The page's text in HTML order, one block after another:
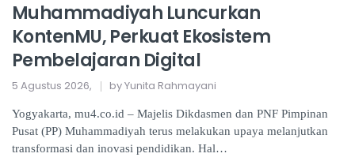
Muhammadiyah Luncurkan
KontenMU, Perkuat Ekosistem
Pembelajaran Digital
5 Agustus 2026, by Yunita Rahmayani
Yogyakarta, mu4.co.id – Majelis Dikdasmen dan PNF Pimpinan
Pusat (PP) Muhammadiyah terus melakukan upaya melanjutkan
transformasi dan inovasi pendidikan. Hal…